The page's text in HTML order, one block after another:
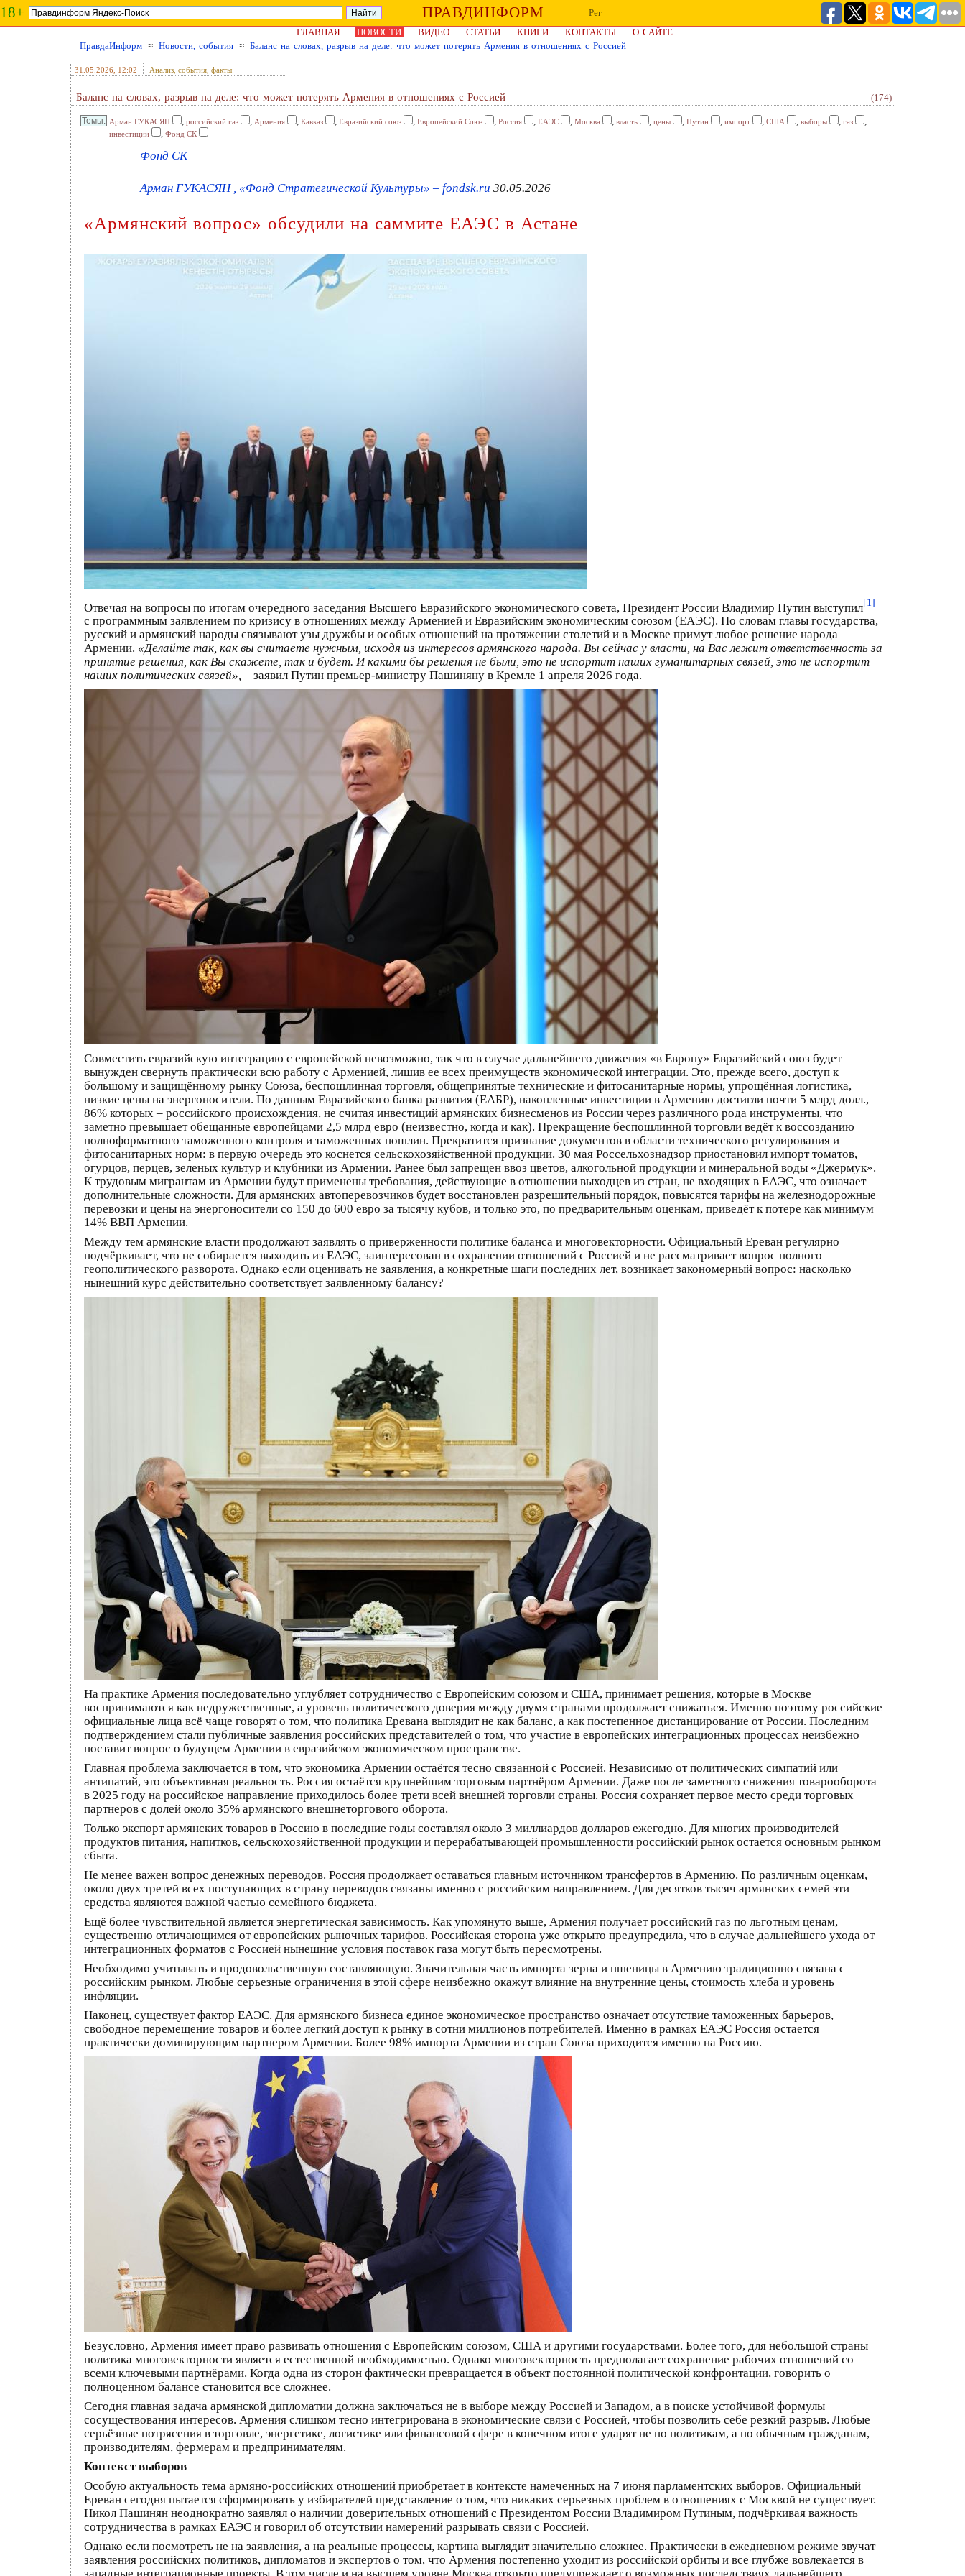
18+ ПРАВДИНФОРМ
Рег
ГЛАВНАЯ
НОВОСТИ ВИДЕО СТАТЬИ КНИГИ КОНТАКТЫ
О САЙТЕ
ПравдаИнформ ≈ Новости, события ≈ Баланс на словах, разрыв на деле: что может потерять Армения в отношениях с Россией
31.05.2026 , 12:02 Анализ, события, факты
Баланс на словах, разрыв на деле: что может потерять Армения в отношениях с Россией (174)
Арман ГУКАСЯН , российский газ , Армения , Кавказ , Евразийский союз , Европейский Союз , Россия , ЕАЭС , Москва , власть , цены , Путин , импорт , США , выборы , газ ,
инвестиции , Фонд СК
Фонд СК
Арман ГУКАСЯН , «Фонд Стратегической Культуры» – fondsk.ru 30.05.2026
«Армянский вопрос» обсудили на саммите ЕАЭС в Астане
Отвечая на вопросы по итогам очередного заседания Высшего Евразийского экономического совета, Президент России Владимир Путин выступил[1]
с программным заявлением по кризису в отношениях между Арменией и Евразийским экономическим союзом (ЕАЭС). По словам главы государства,
русский и армянский народы связывают узы дружбы и особых отношений на протяжении столетий и в Москве примут любое решение народа
Армении. «Делайте так, как вы считаете нужным, исходя из интересов армянского народа. Вы сейчас у власти, на Вас лежит ответственность за
принятие решения, как Вы скажете, так и будет. И какими бы решения не были, это не испортит наших гуманитарных связей, это не испортит
наших политических связей», – заявил Путин премьер-министру Пашиняну в Кремле 1 апреля 2026 года.
Совместить евразийскую интеграцию с европейской невозможно, так что в случае дальнейшего движения «в Европу» Евразийский союз будет
вынужден свернуть практически всю работу с Арменией, лишив ее всех преимуществ экономической интеграции. Это, прежде всего, доступ к
большому и защищённому рынку Союза, беспошлинная торговля, общепринятые технические и фитосанитарные нормы, упрощённая логистика,
низкие цены на энергоносители. По данным Евразийского банка развития (ЕАБР), накопленные инвестиции в Армению достигли почти 5 млрд долл.,
86% которых – российского происхождения, не считая инвестиций армянских бизнесменов из России через различного рода инструменты, что
заметно превышает обещанные европейцами 2,5 млрд евро (неизвестно, когда и как). Прекращение беспошлинной торговли ведёт к воссозданию
полноформатного таможенного контроля и таможенных пошлин. Прекратится признание документов в области технического регулирования и
фитосанитарных норм: в первую очередь это коснется сельскохозяйственной продукции. 30 мая Россельхознадзор приостановил импорт томатов,
огурцов, перцев, зеленых культур и клубники из Армении. Ранее был запрещен ввоз цветов, алкогольной продукции и минеральной воды «Джермук».
К трудовым мигрантам из Армении будут применены требования, действующие в отношении выходцев из стран, не входящих в ЕАЭС, что означает
дополнительные сложности. Для армянских автоперевозчиков будет восстановлен разрешительный порядок, повысятся тарифы на железнодорожные
перевозки и цены на энергоносители со 150 до 600 евро за тысячу кубов, и только это, по предварительным оценкам, приведёт к потере как минимум
14% ВВП Армении.
Между тем армянские власти продолжают заявлять о приверженности политике баланса и многовекторности. Официальный Ереван регулярно
подчёркивает, что не собирается выходить из ЕАЭС, заинтересован в сохранении отношений с Россией и не рассматривает вопрос полного
геополитического разворота. Однако если оценивать не заявления, а конкретные шаги последних лет, возникает закономерный вопрос: насколько
нынешний курс действительно соответствует заявленному балансу?
На практике Армения последовательно углубляет сотрудничество с Европейским союзом и США, принимает решения, которые в Москве
воспринимаются как недружественные, а уровень политического доверия между двумя странами продолжает снижаться. Именно поэтому российские
официальные лица всё чаще говорят о том, что политика Еревана выглядит не как баланс, а как постепенное дистанцирование от России. Последним
подтверждением стали публичные заявления российских представителей о том, что участие в европейских интеграционных процессах неизбежно
поставит вопрос о будущем Армении в евразийском экономическом пространстве.
Главная проблема заключается в том, что экономика Армении остаётся тесно связанной с Россией. Независимо от политических симпатий или
антипатий, это объективная реальность. Россия остаётся крупнейшим торговым партнёром Армении. Даже после заметного снижения товарооборота
в 2025 году на российское направление приходилось более трети всей внешней торговли страны. Россия сохраняет первое место среди торговых
партнеров с долей около 35% армянского внешнеторгового оборота.
Только экспорт армянских товаров в Россию в последние годы составлял около 3 миллиардов долларов ежегодно. Для многих производителей
продуктов питания, напитков, сельскохозяйственной продукции и перерабатывающей промышленности российский рынок остается основным рынком
сбыта.
Не менее важен вопрос денежных переводов. Россия продолжает оставаться главным источником трансфертов в Армению. По различным оценкам,
около двух третей всех поступающих в страну переводов связаны именно с российским направлением. Для десятков тысяч армянских семей эти
средства являются важной частью семейного бюджета.
Ещё более чувствительной является энергетическая зависимость. Как упомянуто выше, Армения получает российский газ по льготным ценам,
существенно отличающимся от европейских рыночных тарифов. Российская сторона уже открыто предупредила, что в случае дальнейшего ухода от
интеграционных форматов с Россией нынешние условия поставок газа могут быть пересмотрены.
Необходимо учитывать и продовольственную составляющую. Значительная часть импорта зерна и пшеницы в Армению традиционно связана с
российским рынком. Любые серьезные ограничения в этой сфере неизбежно окажут влияние на внутренние цены, стоимость хлеба и уровень
инфляции.
Наконец, существует фактор ЕАЭС. Для армянского бизнеса единое экономическое пространство означает отсутствие таможенных барьеров,
свободное перемещение товаров и более легкий доступ к рынку в сотни миллионов потребителей. Именно в рамках ЕАЭС Россия остается
практически доминирующим партнером Армении. Более 98% импорта Армении из стран Союза приходится именно на Россию.
Безусловно, Армения имеет право развивать отношения с Европейским союзом, США и другими государствами. Более того, для небольшой страны
политика многовекторности является естественной необходимостью. Однако многовекторность предполагает сохранение рабочих отношений со
всеми ключевыми партнёрами. Когда одна из сторон фактически превращается в объект постоянной политической конфронтации, говорить о
полноценном балансе становится все сложнее.
Сегодня главная задача армянской дипломатии должна заключаться не в выборе между Россией и Западом, а в поиске устойчивой формулы
сосуществования интересов. Армения слишком тесно интегрирована в экономические связи с Россией, чтобы позволить себе резкий разрыв. Любые
серьёзные потрясения в торговле, энергетике, логистике или финансовой сфере в конечном итоге ударят не по политикам, а по обычным гражданам,
производителям, фермерам и предпринимателям.
Контекст выборов
Особую актуальность тема армяно-российских отношений приобретает в контексте намеченных на 7 июня парламентских выборов. Официальный
Ереван сегодня пытается сформировать у избирателей представление о том, что никаких серьезных проблем в отношениях с Москвой не существует.
Никол Пашинян неоднократно заявлял о наличии доверительных отношений с Президентом России Владимиром Путиным, подчёркивая важность
сотрудничества в рамках ЕАЭС и говорил об отсутствии намерений разрывать связи с Россией.
Однако если посмотреть не на заявления, а на реальные процессы, картина выглядит значительно сложнее. Практически в ежедневном режиме звучат
заявления российских политиков, дипломатов и экспертов о том, что Армения постепенно уходит из российской орбиты и все глубже вовлекается в